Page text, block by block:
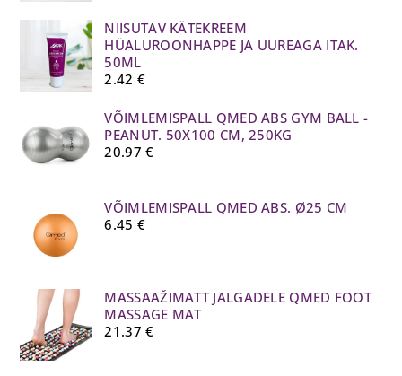
NIISUTAV KÄTEKREEM
HÜALUROONHAPPE JA UUREAGA ITAK.
50ML
2.42 €
VÕIMLEMISPALL QMED ABS GYM BALL -
PEANUT. 50X100 CM, 250KG
20.97€
VÕIMLEMISPALL QMED ABS. Ø25 CM
6.45 €
MASSAAŽIMATT JALGADELE QMED FOOT
MASSAGE MAT
21.37€